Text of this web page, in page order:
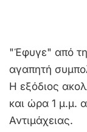
"Έφυγε" από
αγαπητή
Η εξόδιος
και ώρα 1 μ.μ.
Αντιμάχειας.